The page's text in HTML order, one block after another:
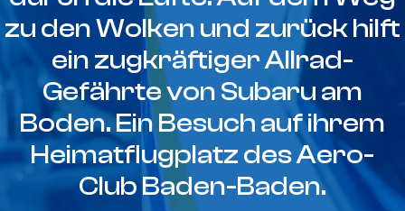
zu den Wolken und zurück hilft
ein zugkräftiger Allrad-
Gefährte von Subaru am
Boden. Ein Besuch auf ihrem
Heimatflugplatz des Aero-
Club Baden-Baden.